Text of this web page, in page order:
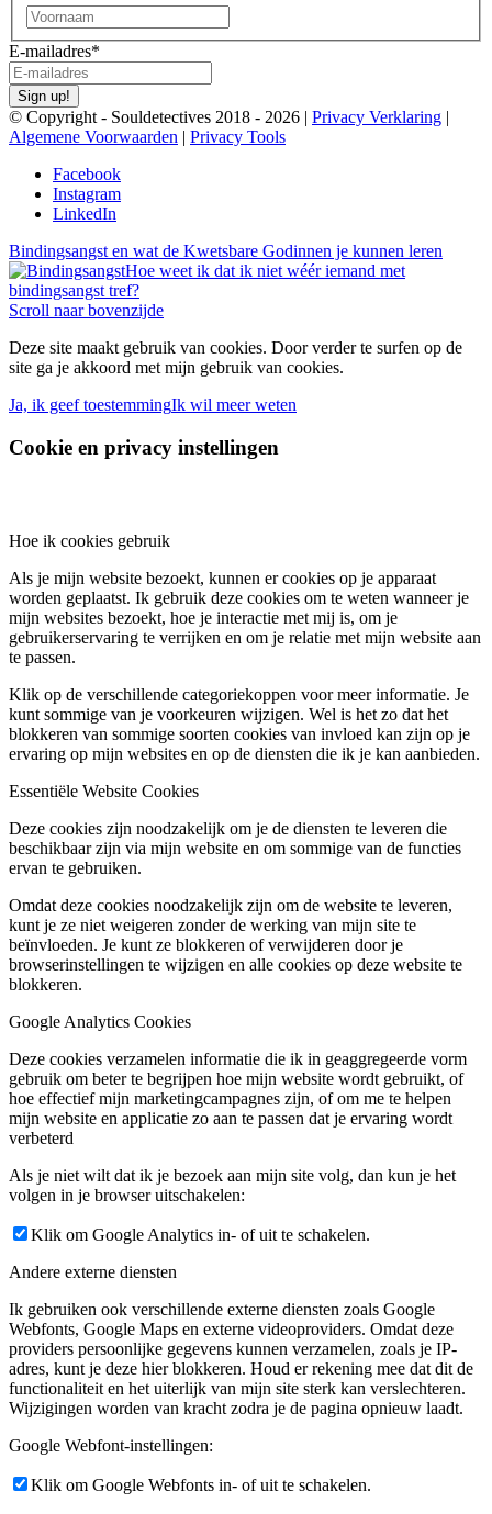
E-mailadres*
Sign up!
© Copyright - Souldetectives 2018 - 2026 | Privacy Verklaring |
Algemene Voorwaarden | Privacy Tools
Facebook
Instagram
LinkedIn
Bindingsangst en wat de Kwetsbare Godinnen je kunnen leren
Hoe weet ik dat ik niet wéér iemand met
bindingsangst tref?
Scroll naar bovenzijde
Deze site maakt gebruik van cookies. Door verder te surfen op de
site ga je akkoord met mijn gebruik van cookies.
Ja, ik geef toestemmingIk wil meer weten
Cookie en privacy instellingen
Hoe ik cookies gebruik
Als je mijn website bezoekt, kunnen er cookies op je apparaat
worden geplaatst. Ik gebruik deze cookies om te weten wanneer je
mijn websites bezoekt, hoe je interactie met mij is, om je
gebruikerservaring te verrijken en om je relatie met mijn website aan
te passen.
Klik op de verschillende categoriekoppen voor meer informatie. Je
kunt sommige van je voorkeuren wijzigen. Wel is het zo dat het
blokkeren van sommige soorten cookies van invloed kan zijn op je
ervaring op mijn websites en op de diensten die ik je kan aanbieden.
Essentiële Website Cookies
Deze cookies zijn noodzakelijk om je de diensten te leveren die
beschikbaar zijn via mijn website en om sommige van de functies
ervan te gebruiken.
Omdat deze cookies noodzakelijk zijn om de website te leveren,
kunt je ze niet weigeren zonder de werking van mijn site te
beïnvloeden. Je kunt ze blokkeren of verwijderen door je
browserinstellingen te wijzigen en alle cookies op deze website te
blokkeren.
Google Analytics Cookies
Deze cookies verzamelen informatie die ik in geaggregeerde vorm
gebruik om beter te begrijpen hoe mijn website wordt gebruikt, of
hoe effectief mijn marketingcampagnes zijn, of om me te helpen
mijn website en applicatie zo aan te passen dat je ervaring wordt
verbeterd
Als je niet wilt dat ik je bezoek aan mijn site volg, dan kun je het
volgen in je browser uitschakelen:
Klik om Google Analytics in- of uit te schakelen.
Andere externe diensten
Ik gebruiken ook verschillende externe diensten zoals Google
Webfonts, Google Maps en externe videoproviders. Omdat deze
providers persoonlijke gegevens kunnen verzamelen, zoals je IP-
adres, kunt je deze hier blokkeren. Houd er rekening mee dat dit de
functionaliteit en het uiterlijk van mijn site sterk kan verslechteren.
Wijzigingen worden van kracht zodra je de pagina opnieuw laadt.
Google Webfont-instellingen:
Klik om Google Webfonts in- of uit te schakelen.